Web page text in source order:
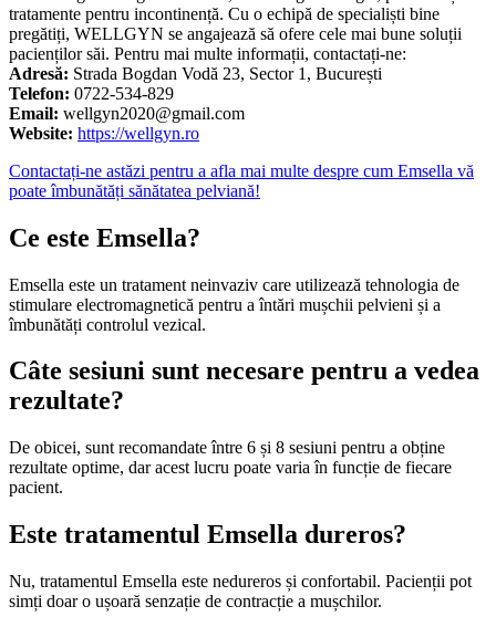
tratamente pentru incontinență. Cu o echipă de specialiști bine
pregătiți, WELLGYN se angajează să ofere cele mai bune soluții
pacienților săi. Pentru mai multe informații, contactați-ne:
Adresă: Strada Bogdan Vodă 23, Sector 1, București
Telefon: 0722-534-829
Email: wellgyn2020@gmail.com
Website: https://wellgyn.ro
Contactați-ne astăzi pentru a afla mai multe despre cum Emsella vă
poate îmbunătăți sănătatea pelviană!
Ce este Emsella?
Emsella este un tratament neinvaziv care utilizează tehnologia de
stimulare electromagnetică pentru a întări mușchii pelvieni și a
îmbunătăți controlul vezical.
Câte sesiuni sunt necesare pentru a vedea
rezultate?
De obicei, sunt recomandate între 6 și 8 sesiuni pentru a obține
rezultate optime, dar acest lucru poate varia în funcție de fiecare
pacient.
Este tratamentul Emsella dureros?
Nu, tratamentul Emsella este nedureros și confortabil. Pacienții pot
simți doar o ușoară senzație de contracție a mușchilor.